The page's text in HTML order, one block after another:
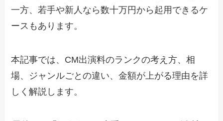
一方、若手や新人なら数十万円から起用できるケ
ースもあります。
本記事では、CM出演料のランクの考え方、相
場、ジャンルごとの違い、金額が上がる理由を詳
しく解説します。